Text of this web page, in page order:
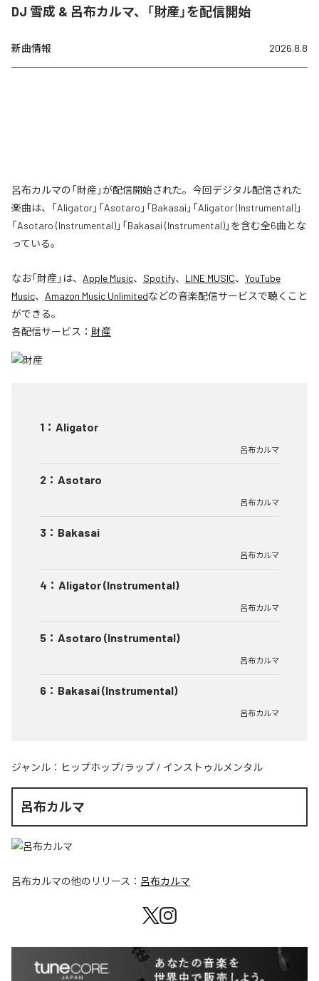
DJ 雪成 & 呂布カルマ、「財産」を配信開始
新曲情報 2026.8.8
呂布カルマの「財産」が配信開始された。今回デジタル配信された
楽曲は、「Aligator」「Asotaro」「Bakasai」「Aligator (Instrumental)」
「Asotaro (Instrumental)」「Bakasai (Instrumental)」を含む全6曲とな
っている。
なお「財産」は、 Apple Music、 Spotify、 LINE MUSIC、 YouTube
Music、 Amazon Music Unlimitedなどの音楽配信サービスで聴くこと
ができる。
各配信サービス： 財産
1 ： Aligator
呂布カルマ
2 ： Asotaro
呂布カルマ
3 ： Bakasai
呂布カルマ
4 ： Aligator (Instrumental)
呂布カルマ
5 ： Asotaro (Instrumental)
呂布カルマ
6 ： Bakasai (Instrumental)
呂布カルマ
ジャンル： ヒップホップ/ラップ / インストゥルメンタル
呂布カルマ
呂布カルマの他のリリース： 呂布カルマ